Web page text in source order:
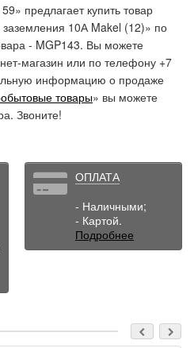
предлагает купить товар
заземления 10А Makel (12)» по
- MGP143. Вы можете
магазин или по телефону +7
информацию о продаже
товары» вы можете
Звоните!
ОПЛАТА
- Наличными;
- Картой.
Подробнее